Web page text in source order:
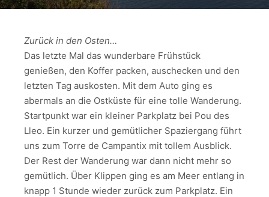
Zurück in den Osten…
Das letzte Mal das wunderbare Frühstück
genießen, den Koffer packen, auschecken und den
letzten Tag auskosten. Mit dem Auto ging es
abermals an die Ostküste für eine tolle Wanderung.
Startpunkt war ein kleiner Parkplatz bei Pou des
Lleo. Ein kurzer und gemütlicher Spaziergang führt
uns zum Torre de Campantix mit tollem Ausblick.
Der Rest der Wanderung war dann nicht mehr so
gemütlich. Über Klippen ging es am Meer entlang in
knapp 1 Stunde wieder zurück zum Parkplatz. Ein